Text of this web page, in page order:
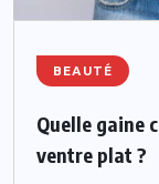
BEAUTÉ
Quelle gaine
ventre plat ?